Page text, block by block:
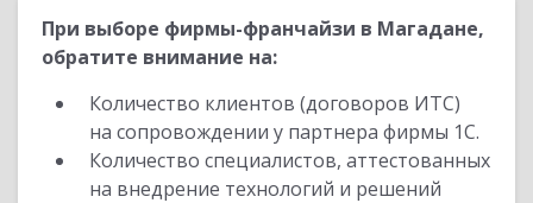
При выборе фирмы-франчайзи в Магадане,
обратите внимание на:
Количество клиентов (договоров ИТС)
на сопровождении у партнера фирмы 1С.
Количество специалистов, аттестованных
на внедрение технологий и решений